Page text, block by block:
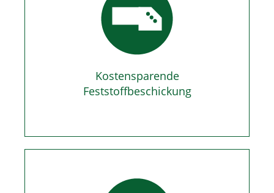
Kostensparende
Feststoffbeschickung